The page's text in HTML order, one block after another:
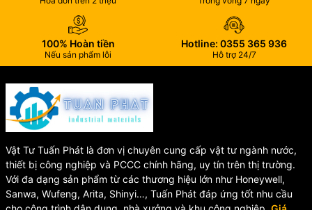
0621-2
Thiết bị được ứng dụng rộng rãi trong:
🏬 Trung tâm thương mại
🏨 Khách sạn – nhà hàng
🏭 Nhà máy – nhà xưởng
🏠 Chung cư – nhà ở
⭐ Lý Do Nên Chọn Horing
100% Hoàn tiền
Nếu sản phẩm lỗi
Hotline: 0355 365 936
Hỗ trợ 24/7
Vật Tư Tuấn Phát là đơn vị chuyên cung cấp vật tư ngành nước,
thiết bị công nghiệp và PCCC chính hãng, uy tín trên thị trường.
Với đa dạng sản phẩm từ các thương hiệu lớn như Honeywell,
Sanwa, Wufeng, Arita, Shinyi…, Tuấn Phát đáp ứng tốt nhu cầu